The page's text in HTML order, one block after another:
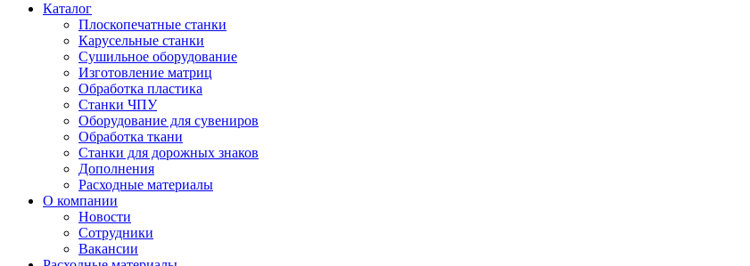
Каталог
Плоскопечатные станки
Карусельные станки
Сушильное оборудование
Изготовление матриц
Обработка пластика
Станки ЧПУ
Оборудование для сувениров
Обработка ткани
Станки для дорожных знаков
Дополнения
Расходные материалы
О компании
Новости
Сотрудники
Вакансии